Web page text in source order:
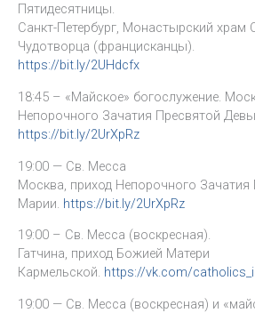
Пятидесятницы.
Санкт-Петербург, Монастырский храм
Чудотворца (францисканцы).
https://bit.ly/2UHdcfx
18:45 – «Майское» богослужение.
Непорочного Зачатия Пресвятой
https://bit.ly/2UrXpRz
19:00 — Св. Месса
Москва, приход Непорочного
Марии. https://bit.ly/2UrXpRz
19:00 – Св. Месса (воскресная).
Гатчина, приход Божией Матери
Кармельской. https://vk.com/
19:00 — Св. Месса (воскресная) и